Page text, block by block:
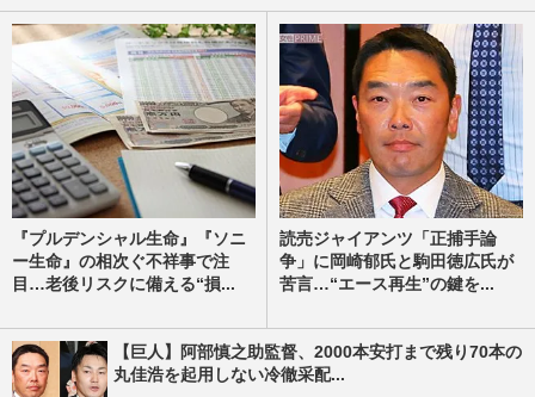
『プルデンシャル生命』『ソニ
ー生命』の相次ぐ不祥事で注
目…老後リスクに備える“損...
読売ジャイアンツ「正捕手論
争」に岡崎郁氏と駒田徳広氏が
苦言…“エース再生”の鍵を...
【巨人】阿部慎之助監督、2000本安打まで残り70本の
丸佳浩を起用しない冷徹采配...